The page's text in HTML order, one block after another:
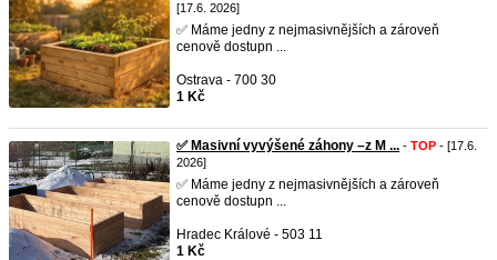
[17.6. 2026]
✅ Máme jedny z nejmasivnějších a zároveň
cenově dostupn ...
Ostrava - 700 30
1 Kč
✅ Masivní vyvýšené záhony –z M ... - TOP - [17.6.
2026]
✅ Máme jedny z nejmasivnějších a zároveň
cenově dostupn ...
Hradec Králové - 503 11
1 Kč